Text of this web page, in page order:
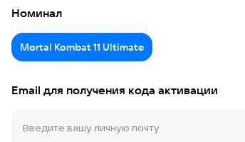
Номинал
Mortal Kombat 11 Ultimate
Email для получения кода активации